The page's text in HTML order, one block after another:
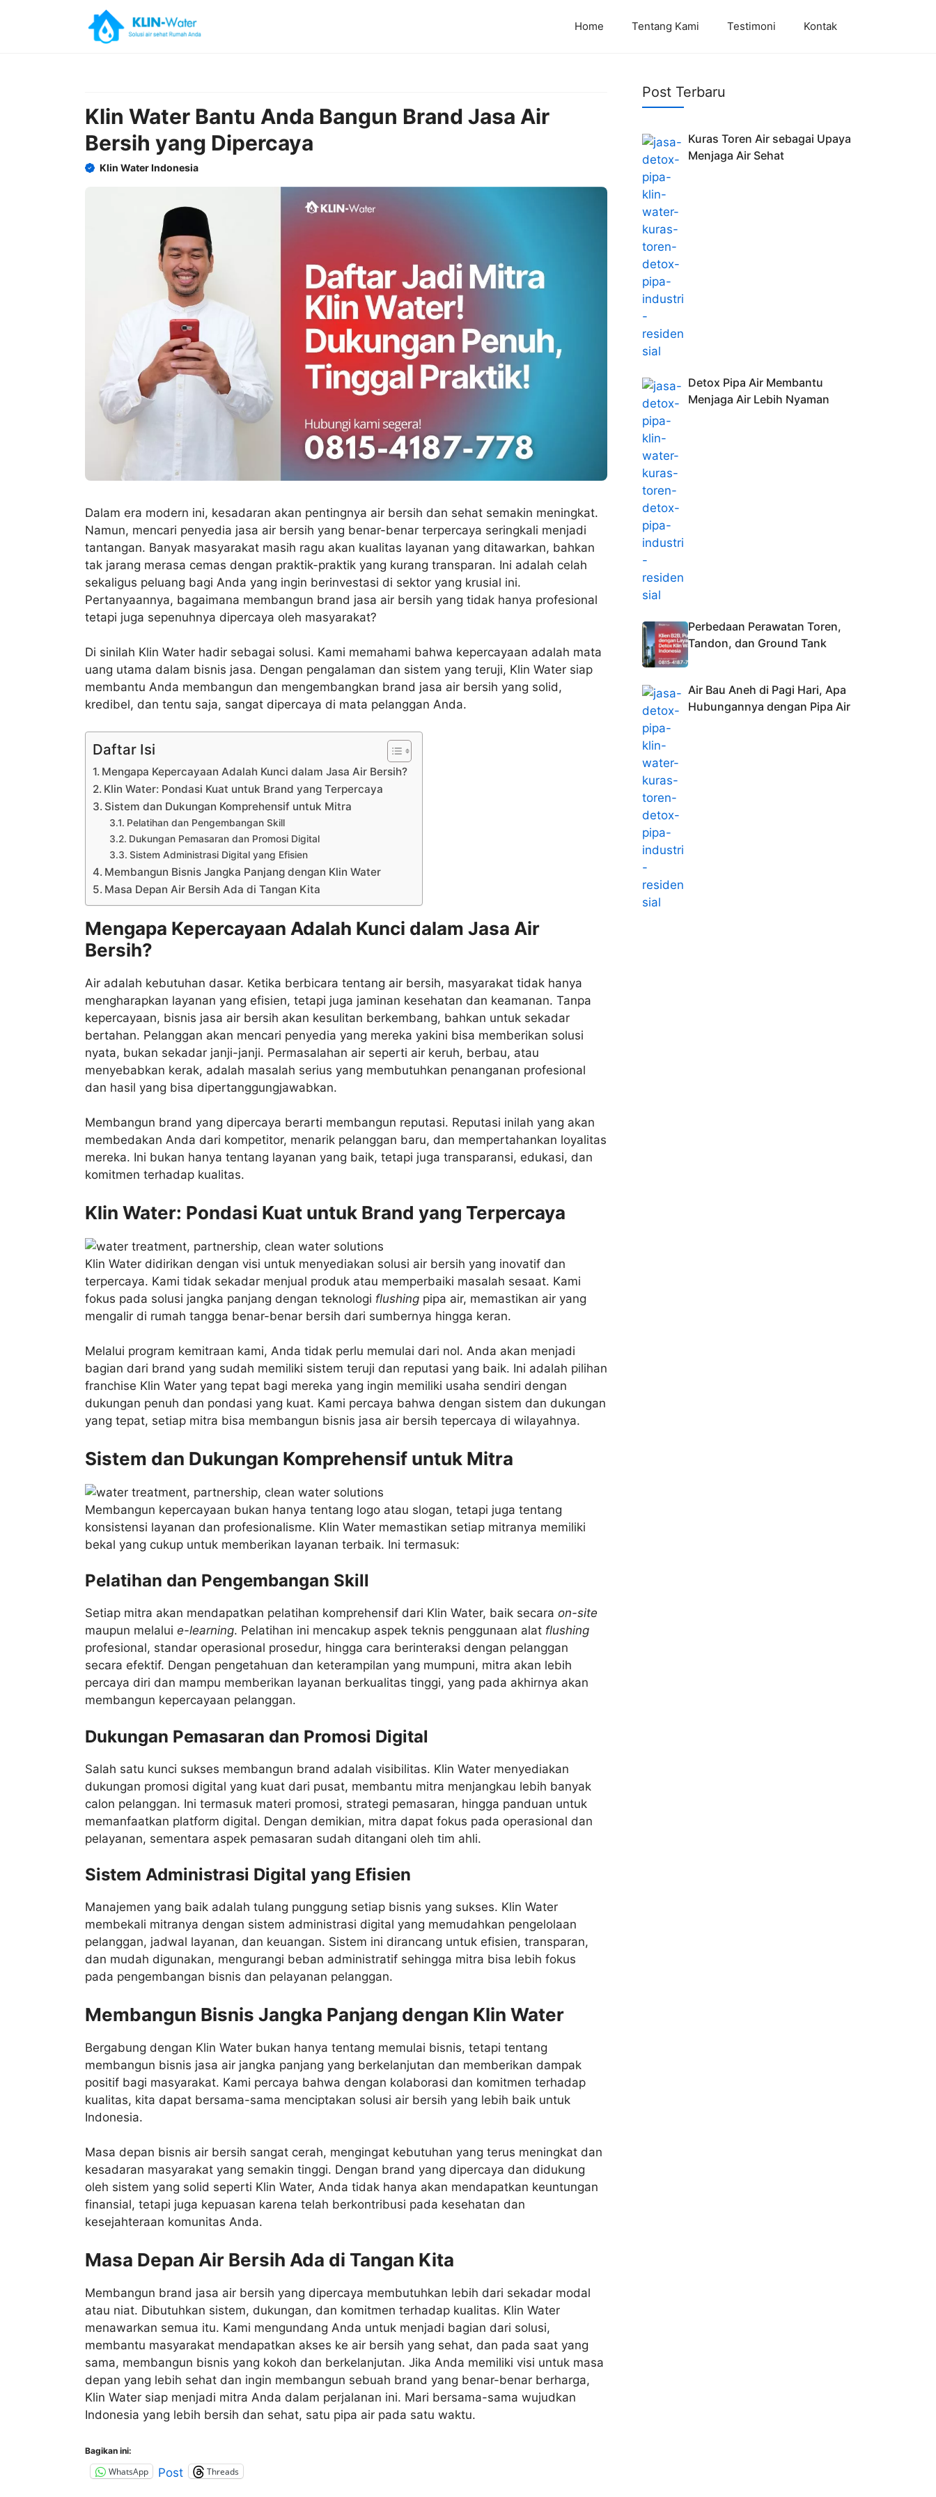
Home Tentang Kami Testimoni Kontak
Klin Water Bantu Anda Bangun Brand Jasa Air
Bersih yang Dipercaya
Klin Water Indonesia
Dalam era modern ini, kesadaran akan pentingnya air bersih dan sehat semakin meningkat.
Namun, mencari penyedia jasa air bersih yang benar-benar terpercaya seringkali menjadi
tantangan. Banyak masyarakat masih ragu akan kualitas layanan yang ditawarkan, bahkan
tak jarang merasa cemas dengan praktik-praktik yang kurang transparan. Ini adalah celah
sekaligus peluang bagi Anda yang ingin berinvestasi di sektor yang krusial ini.
Pertanyaannya, bagaimana membangun brand jasa air bersih yang tidak hanya profesional
tetapi juga sepenuhnya dipercaya oleh masyarakat?
Di sinilah Klin Water hadir sebagai solusi. Kami memahami bahwa kepercayaan adalah mata
uang utama dalam bisnis jasa. Dengan pengalaman dan sistem yang teruji, Klin Water siap
membantu Anda membangun dan mengembangkan brand jasa air bersih yang solid,
kredibel, dan tentu saja, sangat dipercaya di mata pelanggan Anda.
Daftar Isi
Mengapa Kepercayaan Adalah Kunci dalam Jasa Air Bersih?
Klin Water: Pondasi Kuat untuk Brand yang Terpercaya
Sistem dan Dukungan Komprehensif untuk Mitra
Pelatihan dan Pengembangan Skill
Dukungan Pemasaran dan Promosi Digital
Sistem Administrasi Digital yang Efisien
Membangun Bisnis Jangka Panjang dengan Klin Water
Masa Depan Air Bersih Ada di Tangan Kita
Mengapa Kepercayaan Adalah Kunci dalam Jasa Air
Bersih?
Air adalah kebutuhan dasar. Ketika berbicara tentang air bersih, masyarakat tidak hanya
mengharapkan layanan yang efisien, tetapi juga jaminan kesehatan dan keamanan. Tanpa
kepercayaan, bisnis jasa air bersih akan kesulitan berkembang, bahkan untuk sekadar
bertahan. Pelanggan akan mencari penyedia yang mereka yakini bisa memberikan solusi
nyata, bukan sekadar janji-janji. Permasalahan air seperti air keruh, berbau, atau
menyebabkan kerak, adalah masalah serius yang membutuhkan penanganan profesional
dan hasil yang bisa dipertanggungjawabkan.
Membangun brand yang dipercaya berarti membangun reputasi. Reputasi inilah yang akan
membedakan Anda dari kompetitor, menarik pelanggan baru, dan mempertahankan loyalitas
mereka. Ini bukan hanya tentang layanan yang baik, tetapi juga transparansi, edukasi, dan
komitmen terhadap kualitas.
Klin Water: Pondasi Kuat untuk Brand yang Terpercaya
Klin Water didirikan dengan visi untuk menyediakan solusi air bersih yang inovatif dan
terpercaya. Kami tidak sekadar menjual produk atau memperbaiki masalah sesaat. Kami
fokus pada solusi jangka panjang dengan teknologi flushing pipa air, memastikan air yang
mengalir di rumah tangga benar-benar bersih dari sumbernya hingga keran.
Melalui program kemitraan kami, Anda tidak perlu memulai dari nol. Anda akan menjadi
bagian dari brand yang sudah memiliki sistem teruji dan reputasi yang baik. Ini adalah pilihan
franchise Klin Water yang tepat bagi mereka yang ingin memiliki usaha sendiri dengan
dukungan penuh dan pondasi yang kuat. Kami percaya bahwa dengan sistem dan dukungan
yang tepat, setiap mitra bisa membangun bisnis jasa air bersih tepercaya di wilayahnya.
Sistem dan Dukungan Komprehensif untuk Mitra
Membangun kepercayaan bukan hanya tentang logo atau slogan, tetapi juga tentang
konsistensi layanan dan profesionalisme. Klin Water memastikan setiap mitranya memiliki
bekal yang cukup untuk memberikan layanan terbaik. Ini termasuk:
Pelatihan dan Pengembangan Skill
Setiap mitra akan mendapatkan pelatihan komprehensif dari Klin Water, baik secara on-site
maupun melalui e-learning. Pelatihan ini mencakup aspek teknis penggunaan alat flushing
profesional, standar operasional prosedur, hingga cara berinteraksi dengan pelanggan
secara efektif. Dengan pengetahuan dan keterampilan yang mumpuni, mitra akan lebih
percaya diri dan mampu memberikan layanan berkualitas tinggi, yang pada akhirnya akan
membangun kepercayaan pelanggan.
Dukungan Pemasaran dan Promosi Digital
Salah satu kunci sukses membangun brand adalah visibilitas. Klin Water menyediakan
dukungan promosi digital yang kuat dari pusat, membantu mitra menjangkau lebih banyak
calon pelanggan. Ini termasuk materi promosi, strategi pemasaran, hingga panduan untuk
memanfaatkan platform digital. Dengan demikian, mitra dapat fokus pada operasional dan
pelayanan, sementara aspek pemasaran sudah ditangani oleh tim ahli.
Sistem Administrasi Digital yang Efisien
Manajemen yang baik adalah tulang punggung setiap bisnis yang sukses. Klin Water
membekali mitranya dengan sistem administrasi digital yang memudahkan pengelolaan
pelanggan, jadwal layanan, dan keuangan. Sistem ini dirancang untuk efisien, transparan,
dan mudah digunakan, mengurangi beban administratif sehingga mitra bisa lebih fokus
pada pengembangan bisnis dan pelayanan pelanggan.
Membangun Bisnis Jangka Panjang dengan Klin Water
Bergabung dengan Klin Water bukan hanya tentang memulai bisnis, tetapi tentang
membangun bisnis jasa air jangka panjang yang berkelanjutan dan memberikan dampak
positif bagi masyarakat. Kami percaya bahwa dengan kolaborasi dan komitmen terhadap
kualitas, kita dapat bersama-sama menciptakan solusi air bersih yang lebih baik untuk
Indonesia.
Masa depan bisnis air bersih sangat cerah, mengingat kebutuhan yang terus meningkat dan
kesadaran masyarakat yang semakin tinggi. Dengan brand yang dipercaya dan didukung
oleh sistem yang solid seperti Klin Water, Anda tidak hanya akan mendapatkan keuntungan
finansial, tetapi juga kepuasan karena telah berkontribusi pada kesehatan dan
kesejahteraan komunitas Anda.
Masa Depan Air Bersih Ada di Tangan Kita
Membangun brand jasa air bersih yang dipercaya membutuhkan lebih dari sekadar modal
atau niat. Dibutuhkan sistem, dukungan, dan komitmen terhadap kualitas. Klin Water
menawarkan semua itu. Kami mengundang Anda untuk menjadi bagian dari solusi,
membantu masyarakat mendapatkan akses ke air bersih yang sehat, dan pada saat yang
sama, membangun bisnis yang kokoh dan berkelanjutan. Jika Anda memiliki visi untuk masa
depan yang lebih sehat dan ingin membangun sebuah brand yang benar-benar berharga,
Klin Water siap menjadi mitra Anda dalam perjalanan ini. Mari bersama-sama wujudkan
Indonesia yang lebih bersih dan sehat, satu pipa air pada satu waktu.
Bagikan ini:
WhatsApp Post Threads
Post Terbaru
Kuras Toren Air sebagai Upaya
Menjaga Air Sehat
Detox Pipa Air Membantu
Menjaga Air Lebih Nyaman
Perbedaan Perawatan Toren,
Tandon, dan Ground Tank
Air Bau Aneh di Pagi Hari, Apa
Hubungannya dengan Pipa Air